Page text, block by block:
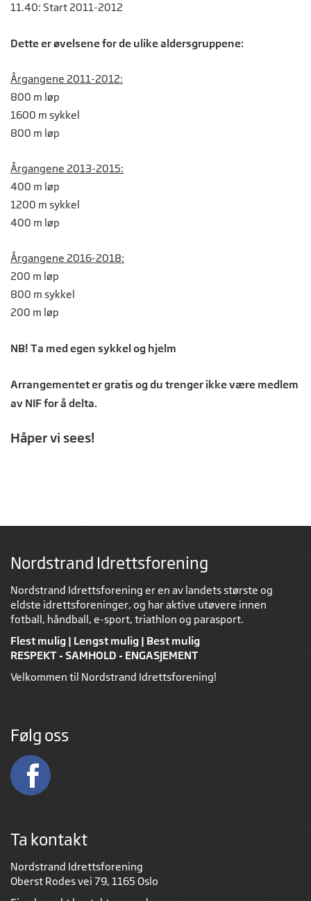
11.40: Start 2011-2012
Dette er øvelsene for de ulike aldersgruppene:
Årgangene 2011-2012:
800 m løp
1600 m sykkel
800 m løp
Årgangene 2013-2015:
400 m løp
1200 m sykkel
400 m løp
Årgangene 2016-2018:
200 m løp
800 m sykkel
200 m løp
NB! Ta med egen sykkel og hjelm
Arrangementet er gratis og du trenger ikke være medlem
av NIF for å delta.
Håper vi sees!
Nordstrand Idrettsforening
Nordstrand Idrettsforening er en av landets største og
eldste idrettsforeninger, og har aktive utøvere innen
fotball, håndball, e-sport, triathlon og parasport.
Flest mulig | Lengst mulig | Best mulig
RESPEKT - SAMHOLD - ENGASJEMENT
Velkommen til Nordstrand Idrettsforening!
Følg oss
Ta kontakt
Nordstrand Idrettsforening
Oberst Rodes vei 79, 1165 Oslo